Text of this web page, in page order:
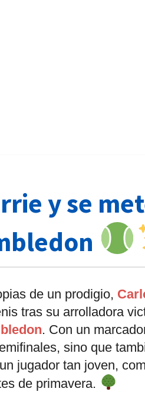
y se
de un prodigio,
tras su arrolladora
. Con un
sino que
jugador tan joven,
de primavera.